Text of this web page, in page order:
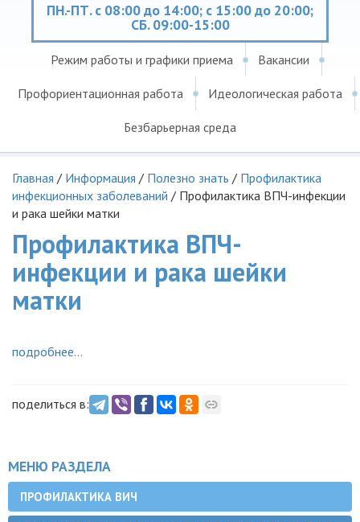
ПН.-ПТ. с 08:00 до 14:00; с 15:00 до 20:00;
СБ. 09:00-15:00
Режим работы и графики приема Вакансии
Профориентационная работа Идеологическая работа
Безбарьерная среда
Главная / Информация / Полезно знать / Профилактика
инфекционных заболеваний / Профилактика ВПЧ-инфекции
и рака шейки матки
Профилактика ВПЧ-
инфекции и рака шейки
матки
подробнее...
поделиться в:
МЕНЮ РАЗДЕЛА
ПРОФИЛАКТИКА ВИЧ